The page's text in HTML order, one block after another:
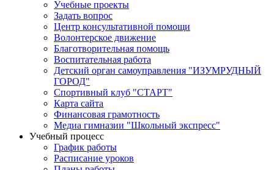
Учебные проекты
Задать вопрос
Центр консультативной помощи
Волонтерское движение
Благотворительная помощь
Воспитательная работа
Детский орган самоуправления "ИЗУМРУДНЫЙ
ГОРОД"
Спортивный клуб "СТАРТ"
Карта сайта
Финансовая грамотность
Медиа гимназии "Школьный экспресс"
Учебный процесс
График работы
Расписание уроков